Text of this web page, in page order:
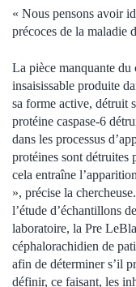
« Nous pensons avoir
précoces de la maladie
La pièce manquante du
insaisissable produite
sa forme active, détruit
protéine caspase-6
dans les processus
protéines sont détruites
cela entraîne
», précise la
l’étude d’échantillons
laboratoire, la Pre
céphalorachidien de
afin de déterminer s’il
définir, ce faisant, les